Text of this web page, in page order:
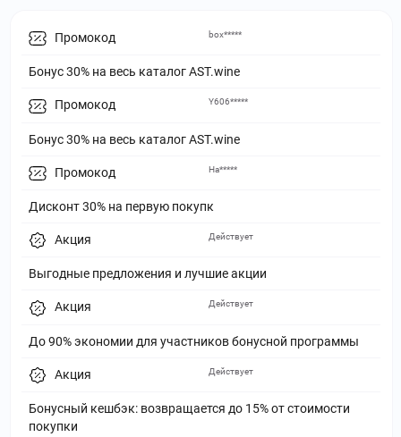
Промокод
Бонус 30% на весь каталог AST.wine
box*****
Промокод
Бонус 30% на весь каталог AST.wine
Y606*****
Промокод
Дисконт 30% на первую покупк
На*****
Акция
Выгодные предложения и лучшие акции
Действует
Акция
До 90% экономии для участников бонусной программы
Действует
Акция
Бонусный кешбэк: возвращается до 15% от стоимости
покупки
Действует